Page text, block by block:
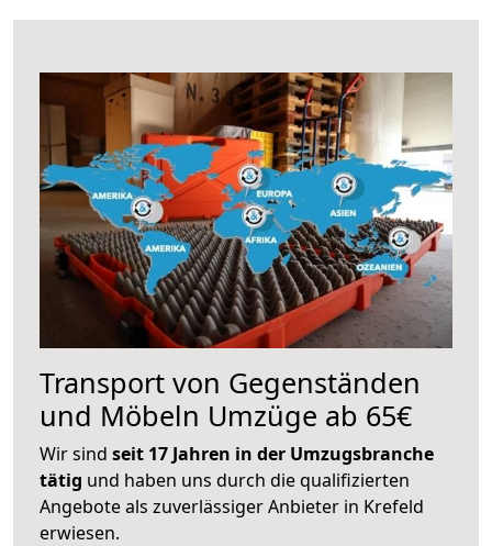
Transport von Gegenständen
und Möbeln Umzüge ab 65€
Wir sind seit 17 Jahren in der Umzugsbranche
tätig und haben uns durch die qualifizierten
Angebote als zuverlässiger Anbieter in Krefeld
erwiesen.